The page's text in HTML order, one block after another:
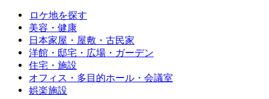
ロケ地を探す
美容・健康
日本家屋・屋敷・古民家
洋館・邸宅・広場・ガーデン
住宅・施設
オフィス・多目的ホール・会議室
娯楽施設